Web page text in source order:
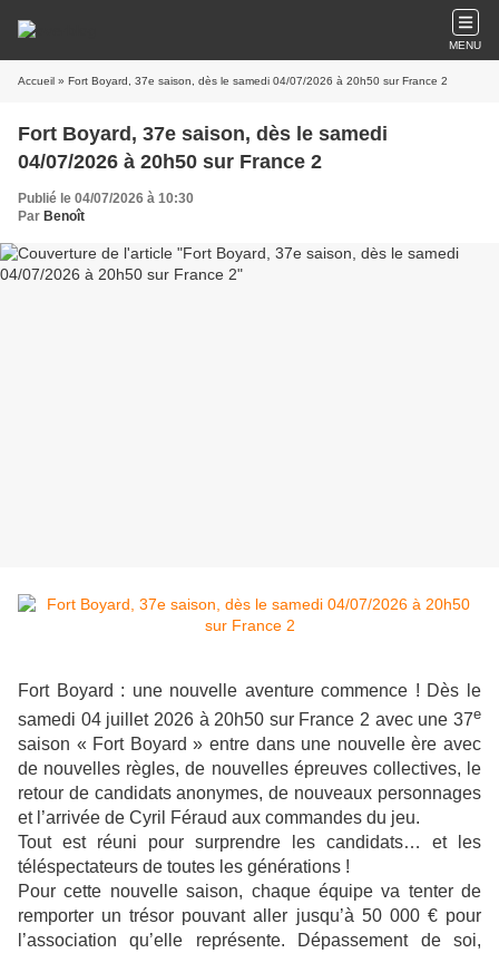
MENU
Accueil » Fort Boyard, 37e saison, dès le samedi 04/07/2026 à 20h50 sur France 2
Fort Boyard, 37e saison, dès le samedi
04/07/2026 à 20h50 sur France 2
Publié le 04/07/2026 à 10:30
Par Benoît
Fort Boyard : une nouvelle aventure commence ! Dès le
samedi 04 juillet 2026 à 20h50 sur France 2 avec une 37e
saison « Fort Boyard » entre dans une nouvelle ère avec
de nouvelles règles, de nouvelles épreuves collectives, le
retour de candidats anonymes, de nouveaux personnages
et l’arrivée de Cyril Féraud aux commandes du jeu.
Tout est réuni pour surprendre les candidats… et les
téléspectateurs de toutes les générations !
Pour cette nouvelle saison, chaque équipe va tenter de
remporter un trésor pouvant aller jusqu’à 50 000 € pour
l’association qu’elle représente. Dépassement de soi,